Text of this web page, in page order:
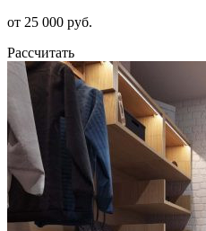
от 25 000 руб.
Рассчитать